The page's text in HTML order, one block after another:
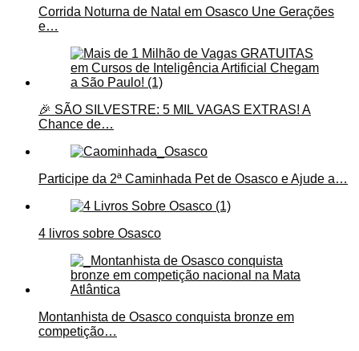
Corrida Noturna de Natal em Osasco Une Gerações
e…
🎉 SÃO SILVESTRE: 5 MIL VAGAS EXTRAS! A
Chance de…
Participe da 2ª Caminhada Pet de Osasco e Ajude a…
4 livros sobre Osasco
Montanhista de Osasco conquista bronze em
competição…